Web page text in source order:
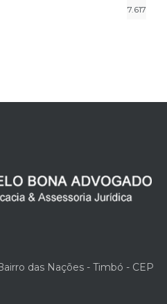
7.617
das Nações - Timbó - CEP